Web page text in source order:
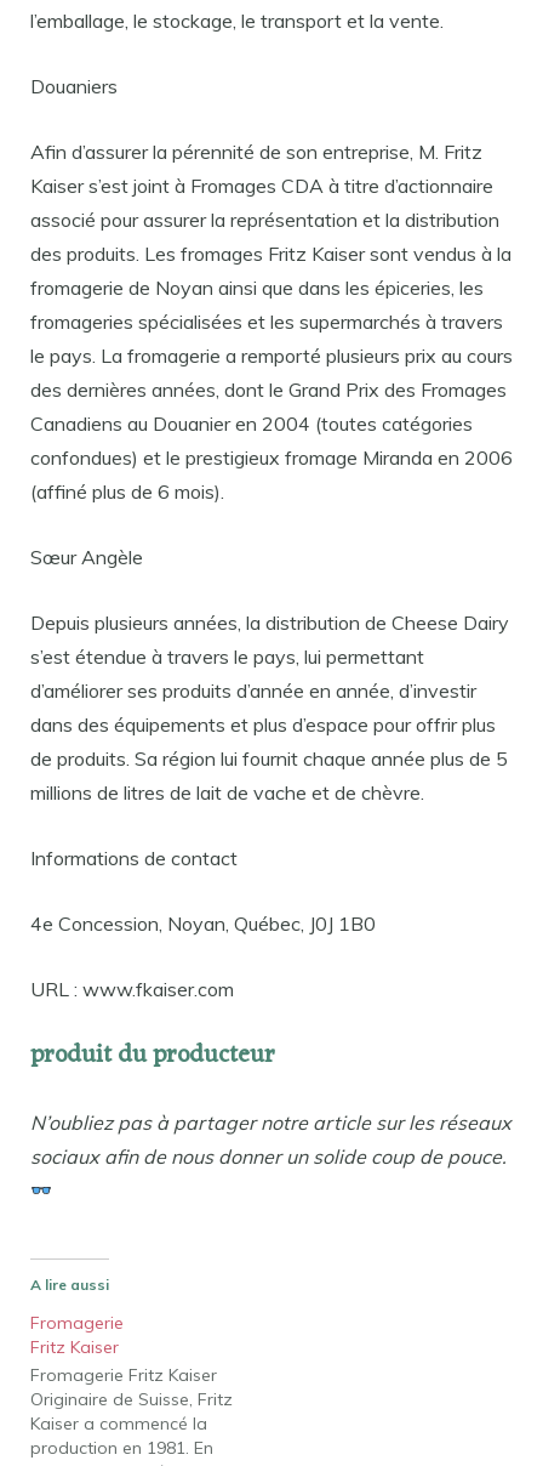
l’emballage, le stockage, le transport et la vente.
Douaniers
Afin d’assurer la pérennité de son entreprise, M. Fritz
Kaiser s’est joint à Fromages CDA à titre d’actionnaire
associé pour assurer la représentation et la distribution
des produits. Les fromages Fritz Kaiser sont vendus à la
fromagerie de Noyan ainsi que dans les épiceries, les
fromageries spécialisées et les supermarchés à travers
le pays. La fromagerie a remporté plusieurs prix au cours
des dernières années, dont le Grand Prix des Fromages
Canadiens au Douanier en 2004 (toutes catégories
confondues) et le prestigieux fromage Miranda en 2006
(affiné plus de 6 mois).
Sœur Angèle
Depuis plusieurs années, la distribution de Cheese Dairy
s’est étendue à travers le pays, lui permettant
d’améliorer ses produits d’année en année, d’investir
dans des équipements et plus d’espace pour offrir plus
de produits. Sa région lui fournit chaque année plus de 5
millions de litres de lait de vache et de chèvre.
Informations de contact
4e Concession, Noyan, Québec, J0J 1B0
URL : www.fkaiser.com
produit du producteur
N’oubliez pas à partager notre article sur les réseaux
sociaux afin de nous donner un solide coup de pouce.
A lire aussi
Fromagerie
Fritz Kaiser
Fromagerie Fritz Kaiser
Originaire de Suisse, Fritz
Kaiser a commencé la
production en 1981. En